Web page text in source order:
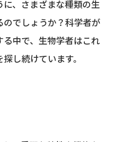
、さまざまな種類の生
でしょうか？科学者が
中で、生物学者はこれ
し続けています。